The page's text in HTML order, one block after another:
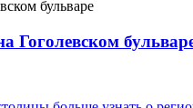
Гоголевском